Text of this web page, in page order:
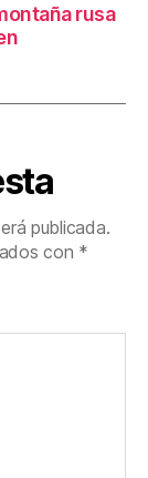
rusa
publicada.
con *